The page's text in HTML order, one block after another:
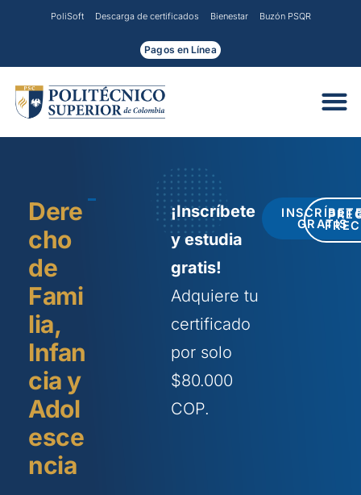
PoliSoft Descarga de certificados Bienestar Buzón PSQR
Pagos en Línea
Dere
cho
de
Fami
lia,
Infan
cia y
Adol
esce
ncia
¡Inscríbete
y estudia
gratis!
Adquiere tu
certificado
por solo
$80.000
COP.
GRATIS